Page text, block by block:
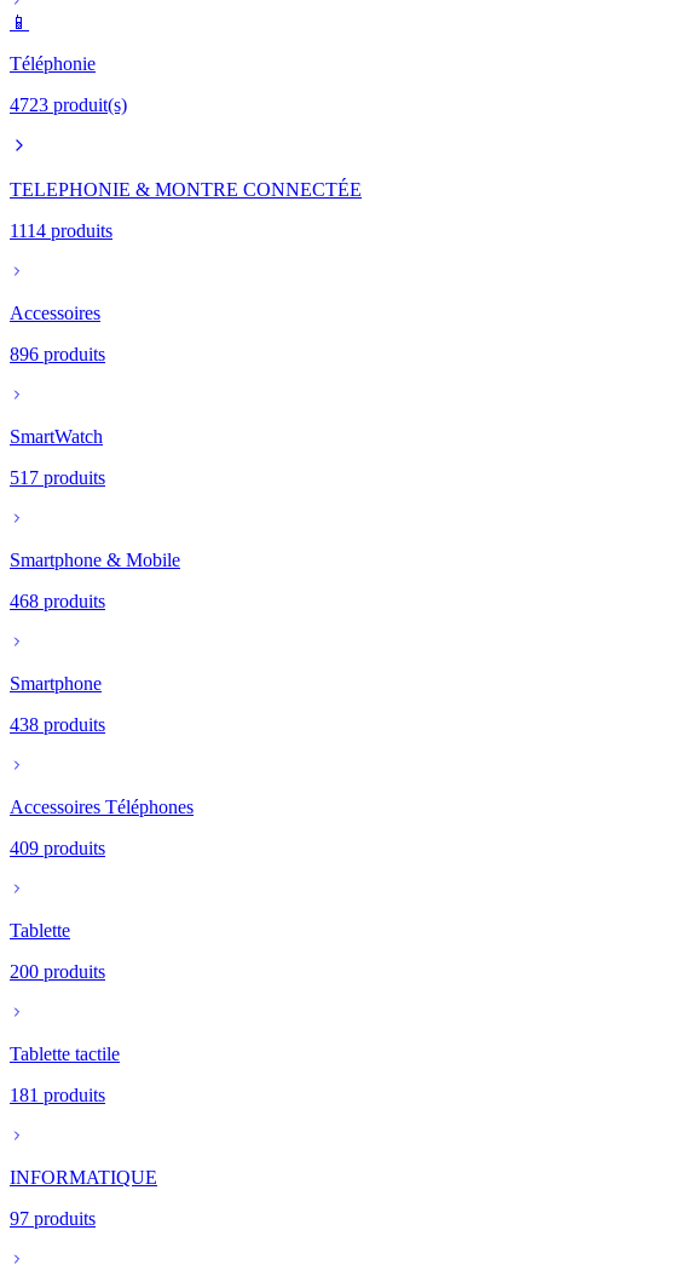
📱
Téléphonie
4723 produit(s)
TELEPHONIE & MONTRE CONNECTÉE
1114 produits
Accessoires
896 produits
SmartWatch
517 produits
Smartphone & Mobile
468 produits
Smartphone
438 produits
Accessoires Téléphones
409 produits
Tablette
200 produits
Tablette tactile
181 produits
INFORMATIQUE
97 produits